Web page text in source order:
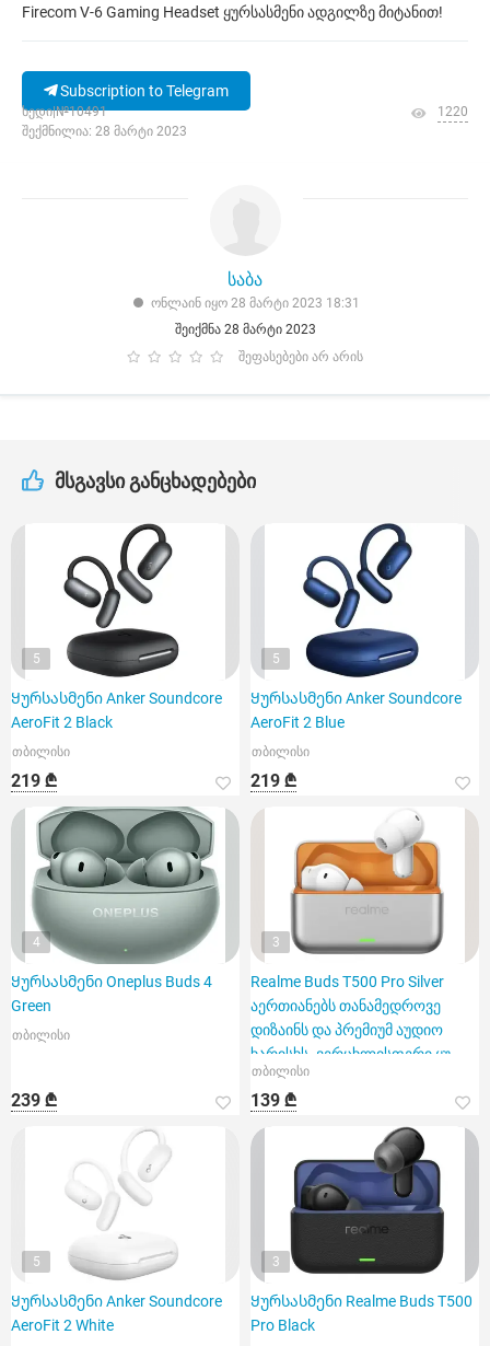
Firecom V-6 Gaming Headset ყურსასმენი ადგილზე მიტანით!
Subscription to Telegram
ხედი|№10491
შექმნილია: 28 მარტი 2023
1220
საბა
ონლაინ იყო 28 მარტი 2023 18:31
შეიქმნა 28 მარტი 2023
შეფასებები არ არის
მსგავსი განცხადებები
5
Ყურსასმენი Anker Soundcore
AeroFit 2 Black
თბილისი
219 ₾
5
Ყურსასმენი Anker Soundcore
AeroFit 2 Blue
თბილისი
219 ₾
4
Ყურსასმენი Oneplus Buds 4
Green
თბილისი
239 ₾
3
Realme Buds T500 Pro Silver
აერთიანებს თანამედროვე
დიზაინს და პრემიუმ აუდიო
ხარისხს. ვერცხლისფერი ყუ
თბილისი
139 ₾
5
Ყურსასმენი Anker Soundcore
AeroFit 2 White
3
Ყურსასმენი Realme Buds T500
Pro Black